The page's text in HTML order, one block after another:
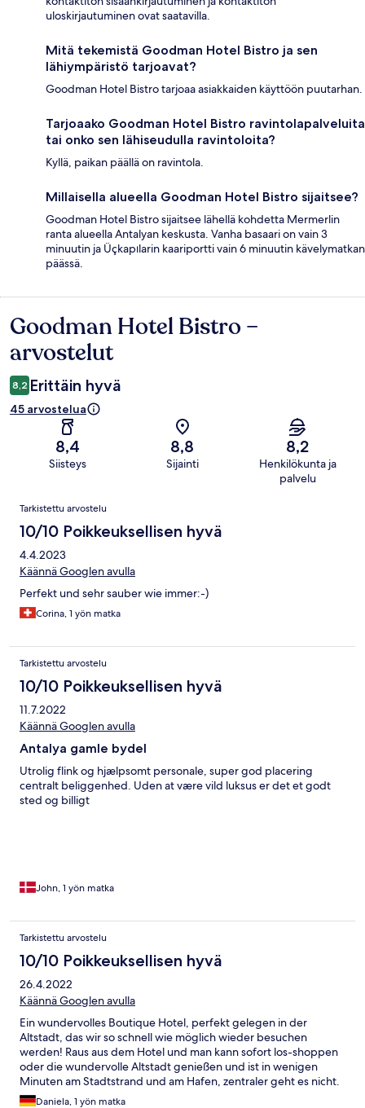
uloskirjautuminen ovat saatavilla.
Mitä tekemistä Goodman Hotel Bistro ja sen
lähiympäristö tarjoavat?
Goodman Hotel Bistro tarjoaa asiakkaiden käyttöön puutarhan.
Tarjoaako Goodman Hotel Bistro ravintolapalveluita
tai onko sen lähiseudulla ravintoloita?
Kyllä, paikan päällä on ravintola.
Millaisella alueella Goodman Hotel Bistro sijaitsee?
Goodman Hotel Bistro sijaitsee lähellä kohdetta Mermerlin
ranta alueella Antalyan keskusta. Vanha basaari on vain 3
minuutin ja Üçkapılarin kaariportti vain 6 minuutin kävelymatkan
päässä.
Arvostelut
Goodman Hotel Bistro –
arvostelut
8,2 Erittäin hyvä
45 arvostelua
8,4
Siisteys
8,8
Sijainti
8,2
Henkilökunta ja
palvelu
Arvostelut
Tarkistettu arvostelu
10/10 Poikkeuksellisen hyvä
4.4.2023
Käännä Googlen avulla
Perfekt und sehr sauber wie immer:-)
Corina, 1 yön matka
Tarkistettu arvostelu
10/10 Poikkeuksellisen hyvä
11.7.2022
Käännä Googlen avulla
Antalya gamle bydel
Utrolig flink og hjælpsomt personale, super god placering
centralt beliggenhed. Uden at være vild luksus er det et godt
sted og billigt
John, 1 yön matka
Tarkistettu arvostelu
10/10 Poikkeuksellisen hyvä
26.4.2022
Käännä Googlen avulla
Ein wundervolles Boutique Hotel, perfekt gelegen in der
Altstadt, das wir so schnell wie möglich wieder besuchen
werden! Raus aus dem Hotel und man kann sofort los-shoppen
oder die wundervolle Altstadt genießen und ist in wenigen
Minuten am Stadtstrand und am Hafen, zentraler geht es nicht.
Auch ein tolles Preis-Leistungs-Verhältnis. Der Besitzer spricht
Daniela, 1 yön matka